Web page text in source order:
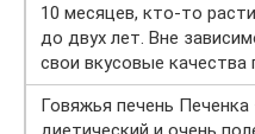
10 месяцев, кто-то
до двух лет. Вне
свои вкусовые качества
Говяжья печень